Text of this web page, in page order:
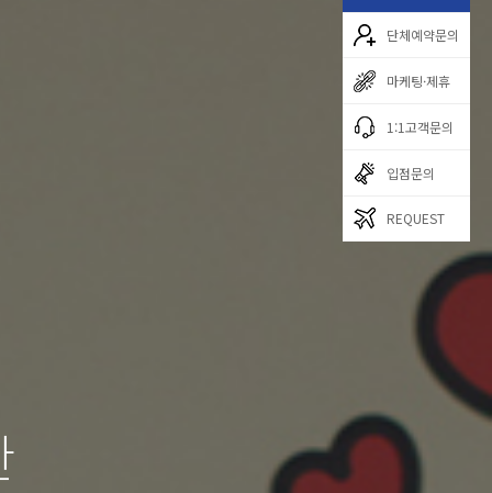
단체예약문의
마케팅·제휴
1:1고객문의
입점문의
REQUEST